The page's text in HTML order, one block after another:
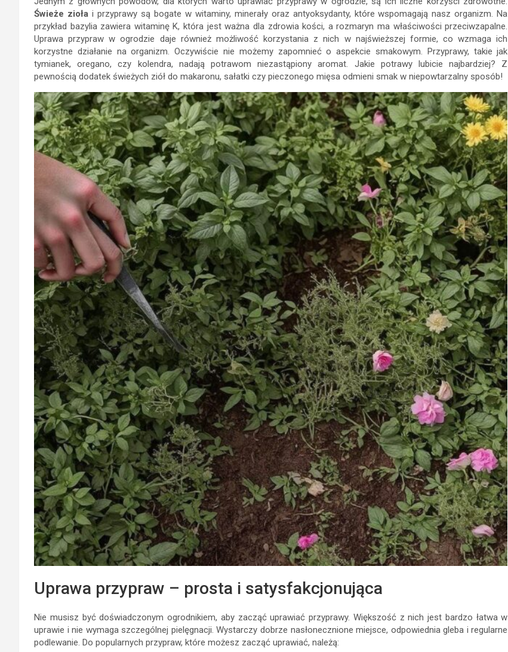
Świeże zioła i przyprawy są bogate w witaminy, minerały oraz antyoksydanty, które wspomagają nasz organizm. Na
przykład bazylia zawiera witaminę K, która jest ważna dla zdrowia kości, a rozmaryn ma właściwości przeciwzapalne.
Uprawa przypraw w ogrodzie daje również możliwość korzystania z nich w najświeższej formie, co wzmaga ich
korzystne działanie na organizm. Oczywiście nie możemy zapomnieć o aspekcie smakowym. Przyprawy, takie jak
tymianek, oregano, czy kolendra, nadają potrawom niezastąpiony aromat. Jakie potrawy lubicie najbardziej? Z
pewnością dodatek świeżych ziół do makaronu, sałatki czy pieczonego mięsa odmieni smak w niepowtarzalny sposób!
Uprawa przypraw – prosta i satysfakcjonująca
Nie musisz być doświadczonym ogrodnikiem, aby zacząć uprawiać przyprawy. Większość z nich jest bardzo łatwa w
uprawie i nie wymaga szczególnej pielęgnacji. Wystarczy dobrze nasłonecznione miejsce, odpowiednia gleba i regularne
podlewanie. Do popularnych przypraw, które możesz zacząć uprawiać, należą: